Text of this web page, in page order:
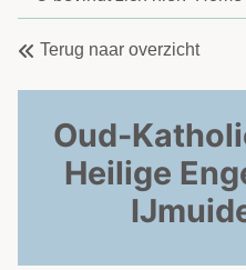
Terug naar overzicht
Oud-
Heilige